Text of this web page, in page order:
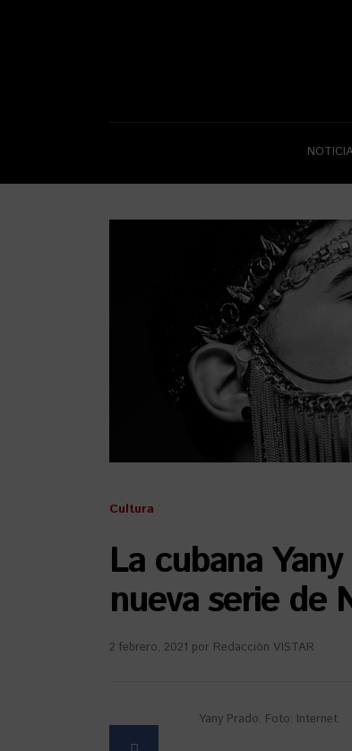
Cultura
La cubana
nueva serie de
2 febrero, 2021 por Redacción VISTAR
Yany Prado. Foto: Internet